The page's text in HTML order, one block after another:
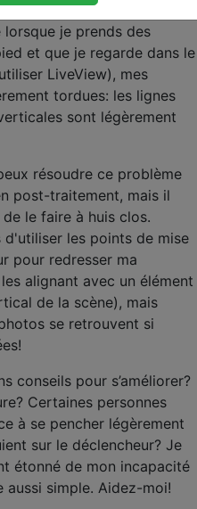
numérique et je constate
je prends des
et que je regarde dans le
LiveView), mes
tordues: les lignes
sont légèrement
résoudre ce problème
post-traitement, mais il
le faire à huis clos.
d'utiliser les points de mise
pour redresser ma
alignant avec un élément
de la scène), mais
se retrouvent si
conseils pour s’améliorer?
Certaines personnes
à se pencher légèrement
sur le déclencheur? Je
étonné de mon incapacité
aussi simple. Aidez-moi!